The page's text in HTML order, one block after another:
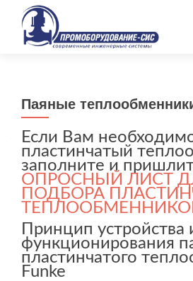
Паяные
Если Вам
пластинчатый
заполните и
ОПРОСНЫЙ ЛИСТ
ПОДБОРА
Принцип устройства
функционирования
пластинчатого
Funke